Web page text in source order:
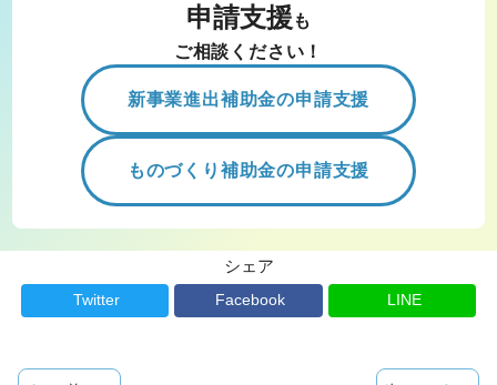
申請支援 も
ご相談ください！
新事業進出補助金の申請支援
ものづくり補助金の申請支援
シェア
Twitter Facebook LINE